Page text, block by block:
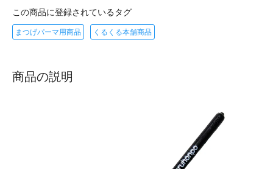
この商品に登録されているタグ
まつげパーマ用商品 くるくる本舗商品
商品の説明